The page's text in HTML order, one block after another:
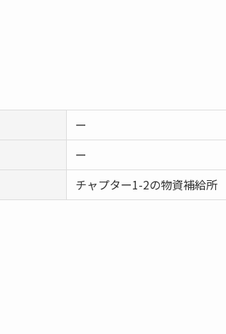
ー
ー
チャプター1-2の物資補給所